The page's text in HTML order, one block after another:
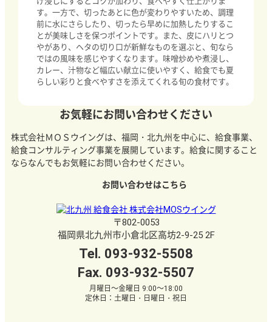
す。一方で、切ったあとに色が変わりやすいため、調理
前に水にさらしたり、切ったら早めに加熱したりするこ
とが美味しさを保つポイントです。また、皮にハリとつ
やがあり、ヘタの切り口が新鮮なものを選ぶと、旬なら
ではの風味を感じやすくなります。味噌炒めや煮浸し、
カレー、汁物など幅広い献立に使いやすく、給食でも夏
らしい彩りと食べやすさを添えてくれる旬の食材です。
お気軽にお問い合わせください
株式会社ＭＯＳウイングは、福岡・北九州を中心に、給食事業、
給食コンサルティング事業を展開しています。給食に関すること
ならなんでもお気軽にお問い合わせください。
お問い合わせはこちら
〒802-0053
福岡県北九州市小倉北区高坊2-9-25 2F
Tel. 093-932-5508
Fax. 093-932-5507
月曜日～金曜日 9:00～18:00
定休日：土曜日・日曜日・祝日